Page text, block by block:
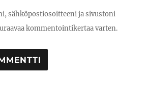
sähköpostiosoitteeni ja sivustoni
kommentointikertaa varten.